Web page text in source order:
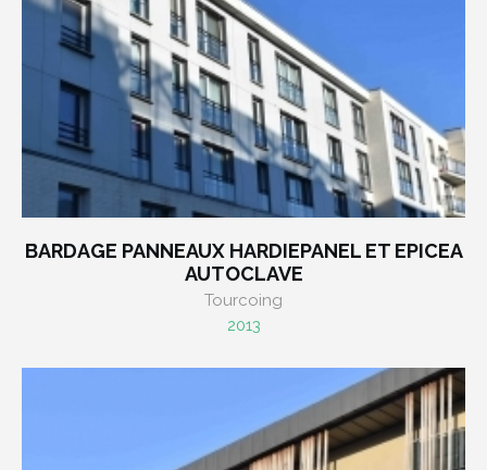
BARDAGE PANNEAUX HARDIEPANEL ET EPICEA
AUTOCLAVE
Tourcoing
2013